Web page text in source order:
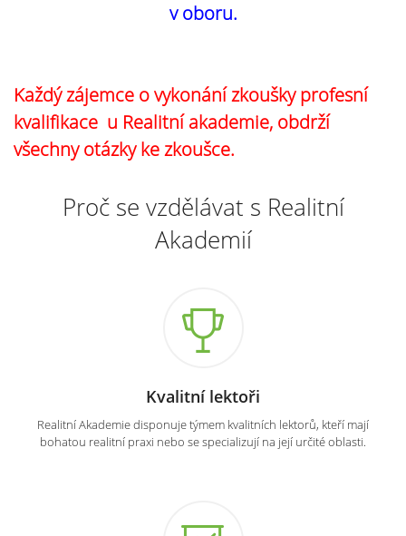
v oboru.
Každý zájemce o vykonání zkoušky profesní
kvalifikace u Realitní akademie, obdrží
všechny otázky ke zkoušce.
Proč se vzdělávat s Realitní
Akademií
Kvalitní lektoři
Realitní Akademie disponuje týmem kvalitních lektorů, kteří mají
bohatou realitní praxi nebo se specializují na její určité oblasti.